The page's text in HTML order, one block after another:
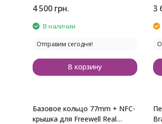
4 500 грн.
В наличии
Отправим сегодня!
В корзину
3
Базовое кольцо 77mm + NFC-
крышка для Freewell Real